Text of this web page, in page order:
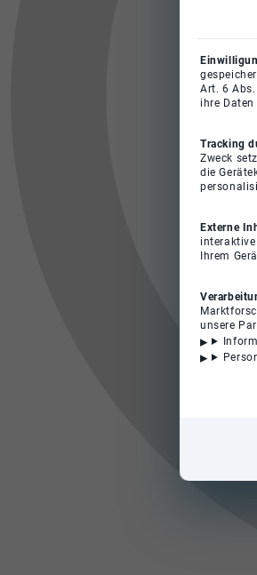
Art. 6
ihre
Tracking
Zweck
die
Externe
Ihrem
unsere